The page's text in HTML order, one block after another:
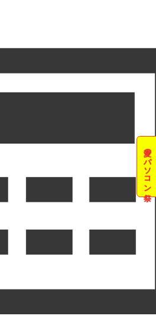
夏のパソコン祭